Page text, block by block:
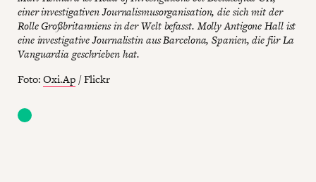
einer investigativen Journalismusorganisation, die sich mit der
Rolle Großbritanniens in der Welt befasst. Molly Antigone Hall ist
eine investigative Journalistin aus Barcelona, ​​Spanien, die für La
Vanguardia geschrieben hat.
Foto:Oxi.Ap/ Flickr